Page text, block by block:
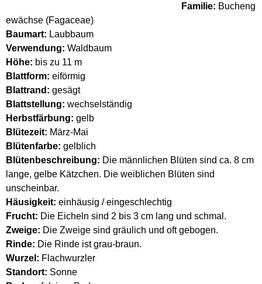
Familie: Bucheng
ewächse (Fagaceae)
Baumart: Laubbaum
Verwendung: Waldbaum
Höhe: bis zu 11 m
Blattform: eiförmig
Blattrand: gesägt
Blattstellung: wechselständig
Herbstfärbung: gelb
Blütezeit: März-Mai
Blütenfarbe: gelblich
Blütenbeschreibung: Die männlichen Blüten sind ca. 8 cm
lange, gelbe Kätzchen. Die weiblichen Blüten sind
unscheinbar.
Häusigkeit: einhäusig / eingeschlechtig
Frucht: Die Eicheln sind 2 bis 3 cm lang und schmal.
Zweige: Die Zweige sind gräulich und oft gebogen.
Rinde: Die Rinde ist grau-braun.
Wurzel: Flachwurzler
Standort: Sonne